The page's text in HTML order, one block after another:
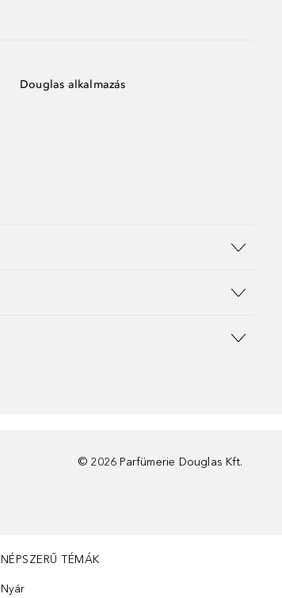
Douglas alkalmazás
© 2026 Parfümerie Douglas Kft.
NÉPSZERŰ TÉMÁK
Nyár